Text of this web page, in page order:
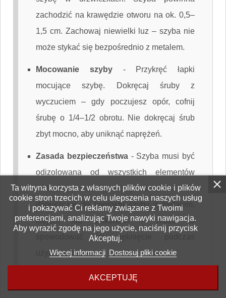
Ta witryna korzysta z własnych plików cookie i plików
cookie stron trzecich w celu ulepszenia naszych usług
i pokazywać Ci reklamy związane z Twoimi
preferencjami, analizując Twoje nawyki nawigacja.
Aby wyrazić zgodę na jego użycie, naciśnij przycisk
Akceptuj.
Więcej informacji Dostosuj pliki cookie
AKCEPTUJĘ
zachodzić na krawędzie otworu na ok. 0,5–
1,5 cm. Zachowaj niewielki luz – szyba nie
może stykać się bezpośrednio z metalem.
Mocowanie szyby-
Przykręć łapki
mocujące szybę. Dokręcaj śruby z
wyczuciem – gdy poczujesz opór, cofnij
śrubę o 1/4–1/2 obrotu. Nie dokręcaj śrub
zbyt mocno, aby uniknąć naprężeń.
Zasada bezpieczeństwa- Szyba musi być
odizolowana od wszystkich elementów
metalowych za pomocą uszczelki. Nie
dopuszczaj do kontaktu szyby z metalem,
klejem lub silikonem – może to
spowodować jej pęknięcie podczas
użytkowania.